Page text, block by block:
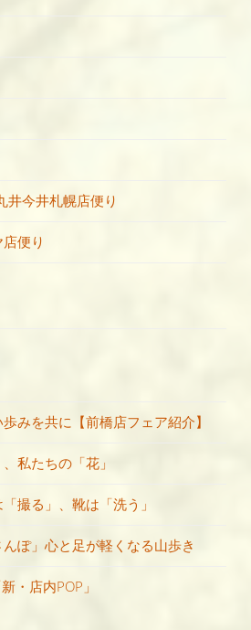
井今井札幌店便り
便り
みを共に【前橋店フェア紹介】
私たちの「花」
撮る」、靴は「洗う」
ぽ」心と足が軽くなる山歩き
・店内POP」